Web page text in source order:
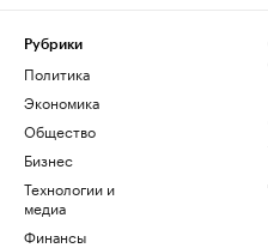
Рубрики
Политика
Экономика
Общество
Бизнес
Технологии и
медиа
Финансы